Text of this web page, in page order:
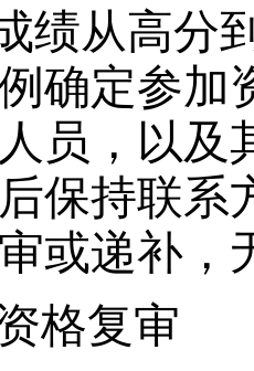
绩从高分
确定参加
员，以及
保持联系
或递补，
格复审